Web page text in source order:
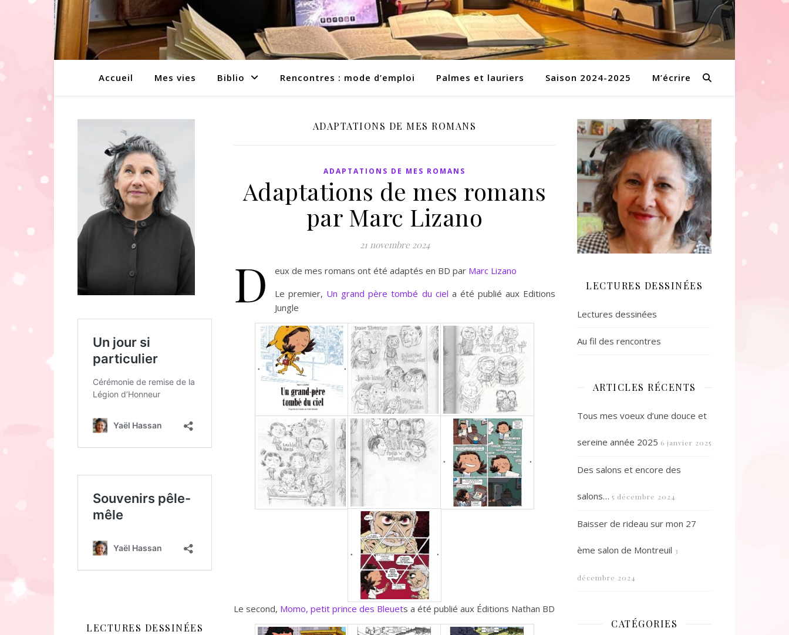
Accueil Mes vies Biblio Rencontres : mode d’emploi Palmes et lauriers Saison 2024-2025 M’écrire
LECTURES DESSINÉES
ADAPTATIONS DE MES ROMANS
ADAPTATIONS DE MES ROMANS
Adaptations de mes romans
par Marc Lizano
21 novembre 2024
D eux de mes romans ont été adaptés en BD par Marc Lizano
Le premier, Un grand père tombé du ciel a été publié aux Editions
Jungle
Le second, Momo, petit prince des Bleuets a été publié aux Éditions Nathan BD
LECTURES DESSINÉES
Lectures dessinées
Au fil des rencontres
ARTICLES RÉCENTS
Tous mes voeux d’une douce et
sereine année 2025 6 janvier 2025
Des salons et encore des
salons… 5 décembre 2024
Baisser de rideau sur mon 27
ème salon de Montreuil 3
décembre 2024
CATÉGORIES